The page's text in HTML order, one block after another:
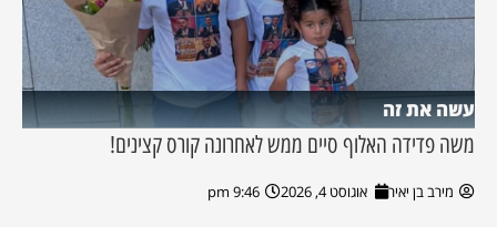
עשה את זה
משה פדידה האלוף סיים ממש לאחרונה קורס קצינים!
מירב בן יאיר אוגוסט 4, 2026 9:46 pm